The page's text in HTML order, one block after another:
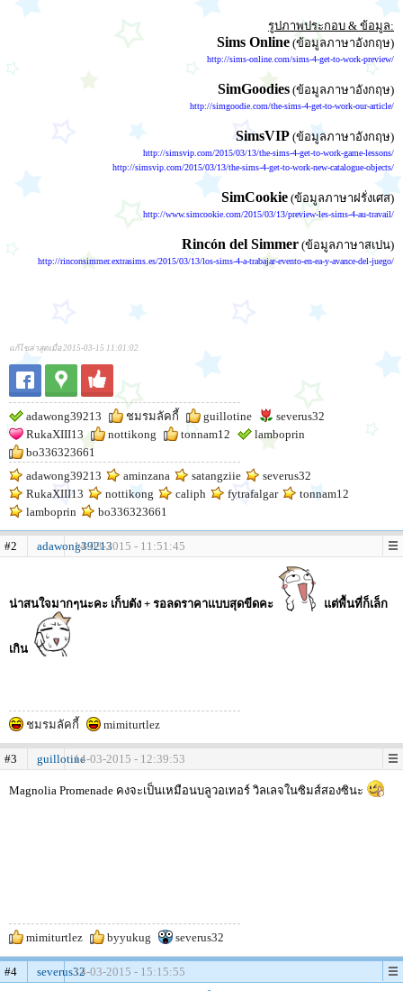
รูปภาพประกอบ & ข้อมูล:
Sims Online (ข้อมูลภาษาอังกฤษ)
http://sims-online.com/sims-4-get-to-work-preview/
SimGoodies (ข้อมูลภาษาอังกฤษ)
http://simgoodie.com/the-sims-4-get-to-work-our-article/
SimsVIP (ข้อมูลภาษาอังกฤษ)
http://simsvip.com/2015/03/13/the-sims-4-get-to-work-game-lessons/
http://simsvip.com/2015/03/13/the-sims-4-get-to-work-new-catalogue-objects/
SimCookie (ข้อมูลภาษาฝรั่งเศส)
http://www.simcookie.com/2015/03/13/preview-les-sims-4-au-travail/
Rincón del Simmer (ข้อมูลภาษาสเปน)
http://rinconsimmer.extrasims.es/2015/03/13/los-sims-4-a-trabajar-evento-en-ea-y-avance-del-juego/
แก้ไขล่าสุดเมื่อ 2015-03-15 11:01:02
adawong39213 ชมรมลัคกี้ guillotine
severus32
RukaXIII13
nottikong tonnam12
lamboprin
bo336323661
adawong39213
aminzana satangziie
severus32
RukaXIII13
nottikong caliph fytrafalgar
tonnam12
lamboprin
bo336323661
#2 adawong3921314-03-2015 - 11:51:45
น่าสนใจมากๆนะคะ เก็บตัง + รอลดราคาแบบสุดขีดคะ แต่พื้นที่ก็เล็ก
เกิน
ชมรมลัคกี้ mimiturtlez
#3 guillotine14-03-2015 - 12:39:53
Magnolia Promenade คงจะเป็นเหมือนบลูวอเทอร์ วิลเลจในซิมส์สองซินะ
mimiturtlez byyukug severus32
#4 severus3214-03-2015 - 15:15:55